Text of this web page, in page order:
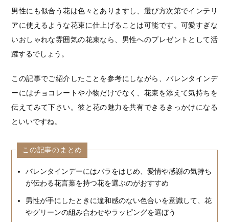
男性にも似合う花は色々とありますし、選び方次第でインテリ
アに使えるような花束に仕上げることは可能です。可愛すぎな
いおしゃれな雰囲気の花束なら、男性へのプレゼントとして活
躍するでしょう。
この記事でご紹介したことを参考にしながら、バレンタインデ
ーにはチョコレートや小物だけでなく、花束を添えて気持ちを
伝えてみて下さい。彼と花の魅力を共有できるきっかけになる
といいですね。
この記事のまとめ
バレンタインデーにはバラをはじめ、愛情や感謝の気持ち
が伝わる花言葉を持つ花を選ぶのがおすすめ
男性が手にしたときに違和感のない色合いを意識して、花
やグリーンの組み合わせやラッピングを選ぼう